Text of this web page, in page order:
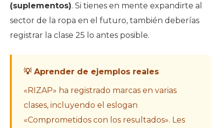
(suplementos). Si tienes en mente expandirte al
sector de la ropa en el futuro, también deberías
registrar la clase 25 lo antes posible.
💡 Aprender de ejemplos reales
«RIZAP» ha registrado marcas en varias
clases, incluyendo el eslogan
«Comprometidos con los resultados». Les